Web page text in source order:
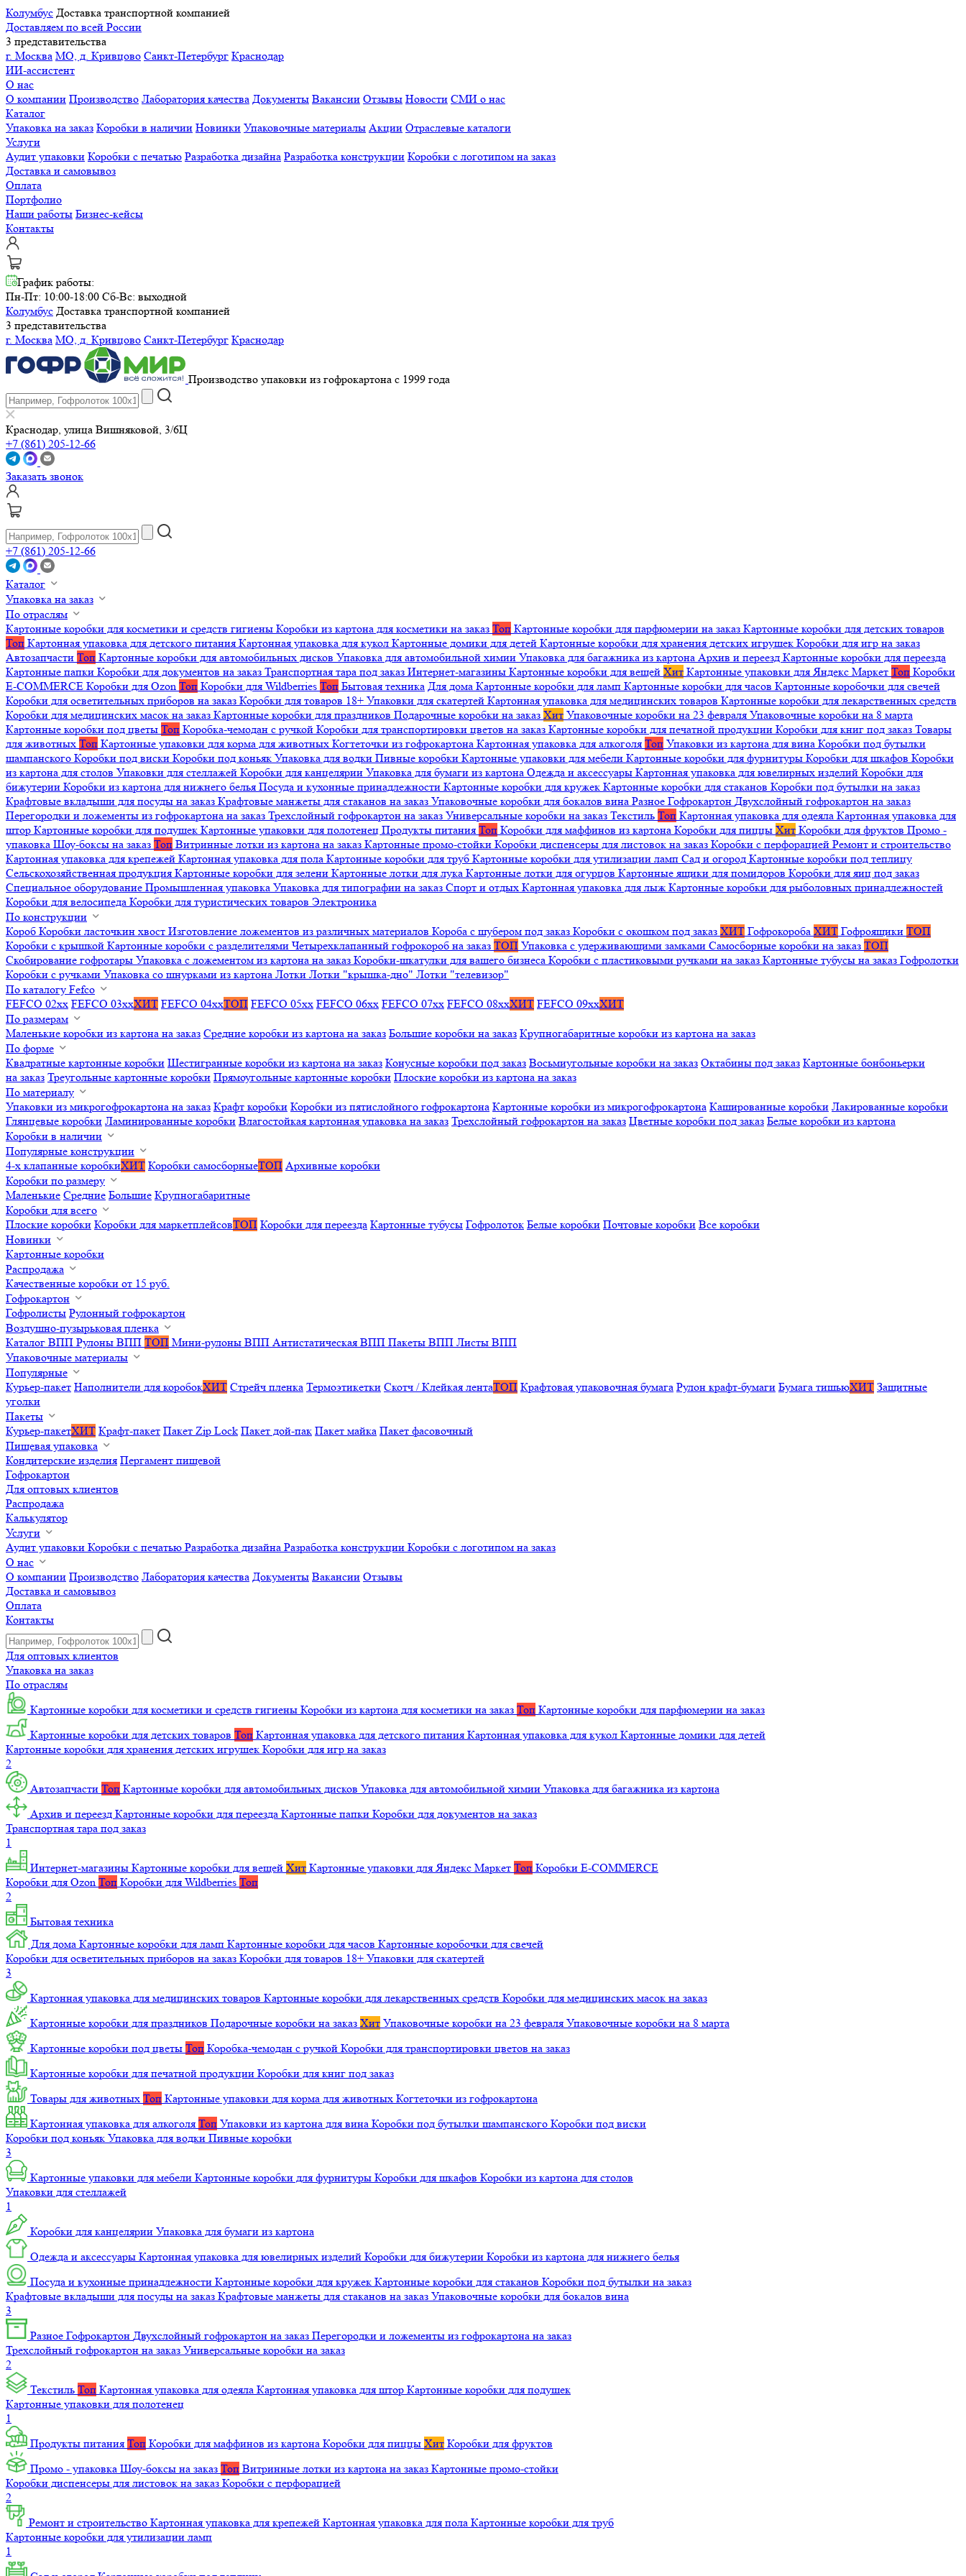
Колумбус Доставка транспортной компанией
Доставляем по всей России
3 представительства
г. Москва МО, д. Кривцово Санкт-Петербург Краснодар
ИИ-ассистент
О нас
О компании Производство Лаборатория качества Документы Вакансии Отзывы Новости СМИ о нас
Каталог
Упаковка на заказ Коробки в наличии Новинки Упаковочные материалы Акции Отраслевые каталоги
Услуги
Аудит упаковки Коробки с печатью Разработка дизайна Разработка конструкции Коробки с логотипом на заказ
Доставка и самовывоз
Оплата
Портфолио
Наши работы Бизнес-кейсы
Контакты
График работы:
Пн-Пт: 10:00-18:00 Сб-Вс: выходной
Колумбус Доставка транспортной компанией
3 представительства
г. Москва МО, д. Кривцово Санкт-Петербург Краснодар
Производство упаковки из гофрокартона с 1999 года
Краснодар, улица Вишняковой, 3/6Ц
+7 (861) 205-12-66
Заказать звонок
+7 (861) 205-12-66
Каталог
Упаковка на заказ
По отраслям
Картонные коробки для косметики и средств гигиены Коробки из картона для косметики на заказ Топ Картонные коробки для парфюмерии на заказ Картонные коробки для детских товаров
Топ Картонная упаковка для детского питания Картонная упаковка для кукол Картонные домики для детей Картонные коробки для хранения детских игрушек Коробки для игр на заказ
Автозапчасти Топ Картонные коробки для автомобильных дисков Упаковка для автомобильной химии Упаковка для багажника из картона Архив и переезд Картонные коробки для переезда
Картонные папки Коробки для документов на заказ Транспортная тара под заказ Интернет-магазины Картонные коробки для вещей Хит Картонные упаковки для Яндекс Маркет Топ Коробки
E-COMMERCE Коробки для Ozon Топ Коробки для Wildberries Топ Бытовая техника Для дома Картонные коробки для ламп Картонные коробки для часов Картонные коробочки для свечей
Коробки для осветительных приборов на заказ Коробки для товаров 18+ Упаковки для скатертей Картонная упаковка для медицинских товаров Картонные коробки для лекарственных средств
Коробки для медицинских масок на заказ Картонные коробки для праздников Подарочные коробки на заказ Хит Упаковочные коробки на 23 февраля Упаковочные коробки на 8 марта
Картонные коробки под цветы Топ Коробка-чемодан с ручкой Коробки для транспортировки цветов на заказ Картонные коробки для печатной продукции Коробки для книг под заказ Товары
для животных Топ Картонные упаковки для корма для животных Когтеточки из гофрокартона Картонная упаковка для алкоголя Топ Упаковки из картона для вина Коробки под бутылки
шампанского Коробки под виски Коробки под коньяк Упаковка для водки Пивные коробки Картонные упаковки для мебели Картонные коробки для фурнитуры Коробки для шкафов Коробки
из картона для столов Упаковки для стеллажей Коробки для канцелярии Упаковка для бумаги из картона Одежда и аксессуары Картонная упаковка для ювелирных изделий Коробки для
бижутерии Коробки из картона для нижнего белья Посуда и кухонные принадлежности Картонные коробки для кружек Картонные коробки для стаканов Коробки под бутылки на заказ
Крафтовые вкладыши для посуды на заказ Крафтовые манжеты для стаканов на заказ Упаковочные коробки для бокалов вина Разное Гофрокартон Двухслойный гофрокартон на заказ
Перегородки и ложементы из гофрокартона на заказ Трехслойный гофрокартон на заказ Универсальные коробки на заказ Текстиль Топ Картонная упаковка для одеяла Картонная упаковка для
штор Картонные коробки для подушек Картонные упаковки для полотенец Продукты питания Топ Коробки для маффинов из картона Коробки для пиццы Хит Коробки для фруктов Промо -
упаковка Шоу-боксы на заказ Топ Витринные лотки из картона на заказ Картонные промо-стойки Коробки диспенсеры для листовок на заказ Коробки с перфорацией Ремонт и строительство
Картонная упаковка для крепежей Картонная упаковка для пола Картонные коробки для труб Картонные коробки для утилизации ламп Сад и огород Картонные коробки под теплицу
Сельскохозяйственная продукция Картонные коробки для зелени Картонные лотки для лука Картонные лотки для огурцов Картонные ящики для помидоров Коробки для яиц под заказ
Специальное оборудование Промышленная упаковка Упаковка для типографии на заказ Спорт и отдых Картонная упаковка для лыж Картонные коробки для рыболовных принадлежностей
Коробки для велосипеда Коробки для туристических товаров Электроника
По конструкции
Короб Коробки ласточкин хвост Изготовление ложементов из различных материалов Короба с шубером под заказ Коробки с окошком под заказ ХИТ Гофрокороба ХИТ Гофроящики ТОП
Коробки с крышкой Картонные коробки с разделителями Четырехклапанный гофрокороб на заказ ТОП Упаковка с удерживающими замками Самосборные коробки на заказ ТОП
Скобирование гофротары Упаковка с ложементом из картона на заказ Коробки-шкатулки для вашего бизнеса Коробки с пластиковыми ручками на заказ Картонные тубусы на заказ Гофролотки
Коробки с ручками Упаковка со шнурками из картона Лотки Лотки "крышка-дно" Лотки "телевизор"
По каталогу Fefco
FEFCO 02xx FEFCO 03xxХИТ FEFCO 04xxТОП FEFCO 05xx FEFCO 06xx FEFCO 07xx FEFCO 08xxХИТ FEFCO 09xxХИТ
По размерам
Маленькие коробки из картона на заказ Средние коробки из картона на заказ Большие коробки на заказ Крупногабаритные коробки из картона на заказ
По форме
Квадратные картонные коробки Шестигранные коробки из картона на заказ Конусные коробки под заказ Восьмиугольные коробки на заказ Октабины под заказ Картонные бонбоньерки
на заказ Треугольные картонные коробки Прямоугольные картонные коробки Плоские коробки из картона на заказ
По материалу
Упаковки из микрогофрокартона на заказ Крафт коробки Коробки из пятислойного гофрокартона Картонные коробки из микрогофрокартона Кашированные коробки Лакированные коробки
Глянцевые коробки Ламинированные коробки Влагостойкая картонная упаковка на заказ Трехслойный гофрокартон на заказ Цветные коробки под заказ Белые коробки из картона
Коробки в наличии
Популярные конструкции
4-х клапанные коробкиХИТ Коробки самосборныеТОП Архивные коробки
Коробки по размеру
Маленькие Средние Большие Крупногабаритные
Коробки для всего
Плоские коробки Коробки для маркетплейсовТОП Коробки для переезда Картонные тубусы Гофролоток Белые коробки Почтовые коробки Все коробки
Новинки
Картонные коробки
Распродажа
Качественные коробки от 15 руб.
Гофрокартон
Гофролисты Рулонный гофрокартон
Воздушно-пузырьковая пленка
Каталог ВПП Рулоны ВПП ТОП Мини-рулоны ВПП Антистатическая ВПП Пакеты ВПП Листы ВПП
Упаковочные материалы
Популярные
Курьер-пакет Наполнители для коробокХИТ Стрейч пленка Термоэтикетки Скотч / Клейкая лентаТОП Крафтовая упаковочная бумага Рулон крафт-бумаги Бумага тишьюХИТ Защитные
уголки
Пакеты
Курьер-пакетХИТ Крафт-пакет Пакет Zip Lock Пакет дой-пак Пакет майка Пакет фасовочный
Пищевая упаковка
Кондитерские изделия Пергамент пищевой
Гофрокартон
Для оптовых клиентов
Распродажа
Калькулятор
Услуги
Аудит упаковки Коробки с печатью Разработка дизайна Разработка конструкции Коробки с логотипом на заказ
О нас
О компании Производство Лаборатория качества Документы Вакансии Отзывы
Доставка и самовывоз
Оплата
Контакты
Для оптовых клиентов
Упаковка на заказ
По отраслям
Картонные коробки для косметики и средств гигиены Коробки из картона для косметики на заказ Топ Картонные коробки для парфюмерии на заказ
Картонные коробки для детских товаров Топ Картонная упаковка для детского питания Картонная упаковка для кукол Картонные домики для детей
Картонные коробки для хранения детских игрушек Коробки для игр на заказ
2
Автозапчасти Топ Картонные коробки для автомобильных дисков Упаковка для автомобильной химии Упаковка для багажника из картона
Архив и переезд Картонные коробки для переезда Картонные папки Коробки для документов на заказ
Транспортная тара под заказ
1
Интернет-магазины Картонные коробки для вещей Хит Картонные упаковки для Яндекс Маркет Топ Коробки E-COMMERCE
Коробки для Ozon Топ Коробки для Wildberries Топ
2
Бытовая техника
Для дома Картонные коробки для ламп Картонные коробки для часов Картонные коробочки для свечей
Коробки для осветительных приборов на заказ Коробки для товаров 18+ Упаковки для скатертей
3
Картонная упаковка для медицинских товаров Картонные коробки для лекарственных средств Коробки для медицинских масок на заказ
Картонные коробки для праздников Подарочные коробки на заказ Хит Упаковочные коробки на 23 февраля Упаковочные коробки на 8 марта
Картонные коробки под цветы Топ Коробка-чемодан с ручкой Коробки для транспортировки цветов на заказ
Картонные коробки для печатной продукции Коробки для книг под заказ
Товары для животных Топ Картонные упаковки для корма для животных Когтеточки из гофрокартона
Картонная упаковка для алкоголя Топ Упаковки из картона для вина Коробки под бутылки шампанского Коробки под виски
Коробки под коньяк Упаковка для водки Пивные коробки
3
Картонные упаковки для мебели Картонные коробки для фурнитуры Коробки для шкафов Коробки из картона для столов
Упаковки для стеллажей
1
Коробки для канцелярии Упаковка для бумаги из картона
Одежда и аксессуары Картонная упаковка для ювелирных изделий Коробки для бижутерии Коробки из картона для нижнего белья
Посуда и кухонные принадлежности Картонные коробки для кружек Картонные коробки для стаканов Коробки под бутылки на заказ
Крафтовые вкладыши для посуды на заказ Крафтовые манжеты для стаканов на заказ Упаковочные коробки для бокалов вина
3
Разное Гофрокартон Двухслойный гофрокартон на заказ Перегородки и ложементы из гофрокартона на заказ
Трехслойный гофрокартон на заказ Универсальные коробки на заказ
2
Текстиль Топ Картонная упаковка для одеяла Картонная упаковка для штор Картонные коробки для подушек
Картонные упаковки для полотенец
1
Продукты питания Топ Коробки для маффинов из картона Коробки для пиццы Хит Коробки для фруктов
Промо - упаковка Шоу-боксы на заказ Топ Витринные лотки из картона на заказ Картонные промо-стойки
Коробки диспенсеры для листовок на заказ Коробки с перфорацией
2
Ремонт и строительство Картонная упаковка для крепежей Картонная упаковка для пола Картонные коробки для труб
Картонные коробки для утилизации ламп
1